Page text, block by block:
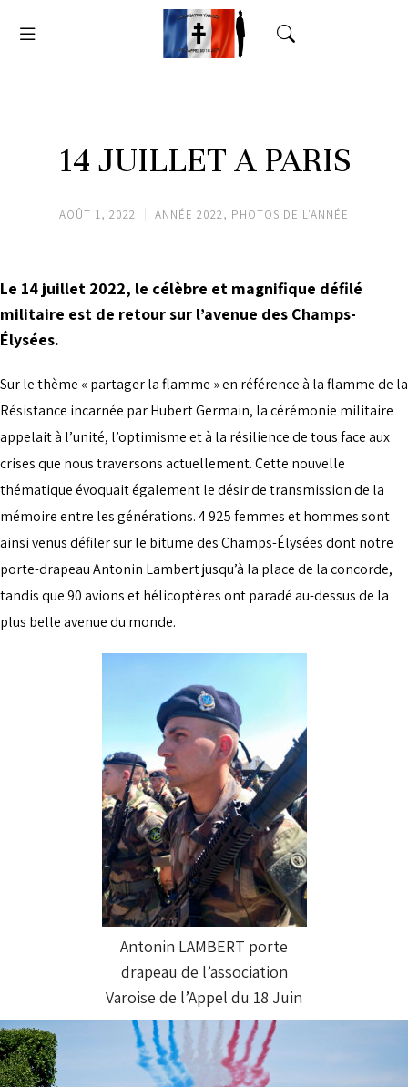
14 JUILLET A PARIS
AOÛT 1, 2022 ANNÉE 2022, PHOTOS DE L'ANNÉE
Le 14 juillet 2022, le célèbre et magnifique défilé
militaire est de retour sur l’avenue des Champs-
Élysées.
Sur le thème « partager la flamme » en référence à la flamme de la
Résistance incarnée par Hubert Germain, la cérémonie militaire
appelait à l’unité, l’optimisme et à la résilience de tous face aux
crises que nous traversons actuellement. Cette nouvelle
thématique évoquait également le désir de transmission de la
mémoire entre les générations. 4 925 femmes et hommes sont
ainsi venus défiler sur le bitume des Champs-Élysées dont notre
porte-drapeau Antonin Lambert jusqu’à la place de la concorde,
tandis que 90 avions et hélicoptères ont paradé au-dessus de la
plus belle avenue du monde.
Antonin LAMBERT porte
drapeau de l’association
Varoise de l’Appel du 18 Juin